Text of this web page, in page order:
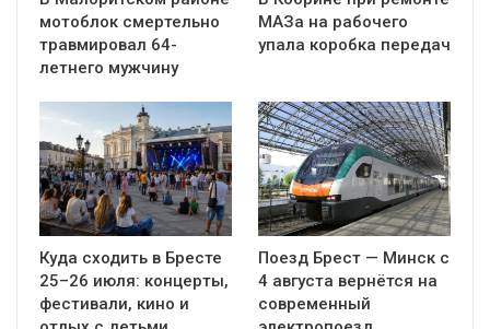
мотоблок смертельно
травмировал 64-
летнего мужчину
МАЗа на рабочего
упала коробка передач
Куда сходить в Бресте
25–26 июля: концерты,
фестивали, кино и
Поезд Брест — Минск с
4 августа вернётся на
современный